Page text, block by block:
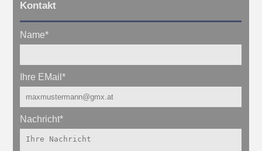
Kontakt
Name*
Ihre EMail*
Nachricht*